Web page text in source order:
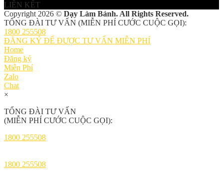
LIÊN KẾT
Copyright 2026 © Dạy Làm Bánh. All Rights Reserved.
TỔNG ĐÀI TƯ VẤN (MIỄN PHÍ CƯỚC CUỘC GỌI):
1800 255508
ĐĂNG KÝ ĐỂ ĐƯỢC TƯ VẤN MIỄN PHÍ
Home
Đăng ký
Miễn Phí
Zalo
Chat
×
TỔNG ĐÀI TƯ VẤN
(MIỄN PHÍ CƯỚC CUỘC GỌI):
1800 255508
1800 255508